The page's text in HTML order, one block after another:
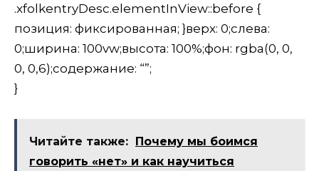
.xfolkentryDesc.elementInView::before {
позиция: фиксированная; }верх: 0;слева:
0;ширина: 100vw;высота: 100%;фон: rgba(0, 0,
0, 0,6);содержание: “”;
}
Читайте также: Почему мы боимся
говорить «нет» и как научиться